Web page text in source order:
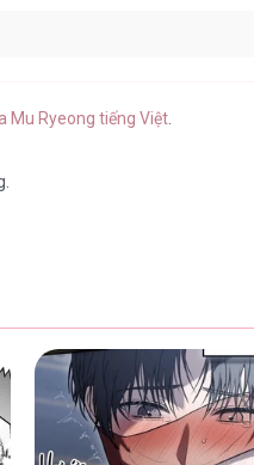
23/04/2026
Mu Ryeong tiếng Việt